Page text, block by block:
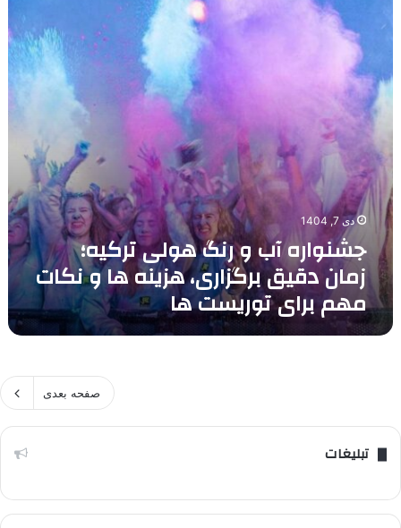
دقیق
برگزاری،
هزینه
نکات
مهم
برای
توریست
ها
دی 7, 1404
جشنواره آب و رنگ هولی ترکیه؛
زمان دقیق برگزاری، هزینه ها و نکات
مهم برای توریست ها
صفحه بعدی
تبلیغات